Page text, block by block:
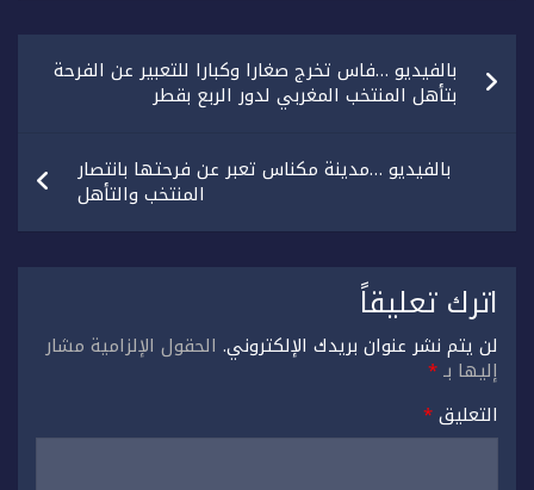
تصفّح
المقالاتبالفيديو …فاس تخرج صغارا وكبارا للتعبير عن الفرحة
بتأهل المنتخب المغربي لدور الربع بقطر
بالفيديو …مدينة مكناس تعبر عن فرحتها بانتصار
المنتخب والتأهل
اترك تعليقاً
لن يتم نشر عنوان بريدك الإلكتروني. الحقول الإلزامية مشار
إليها بـ*
التعليق*